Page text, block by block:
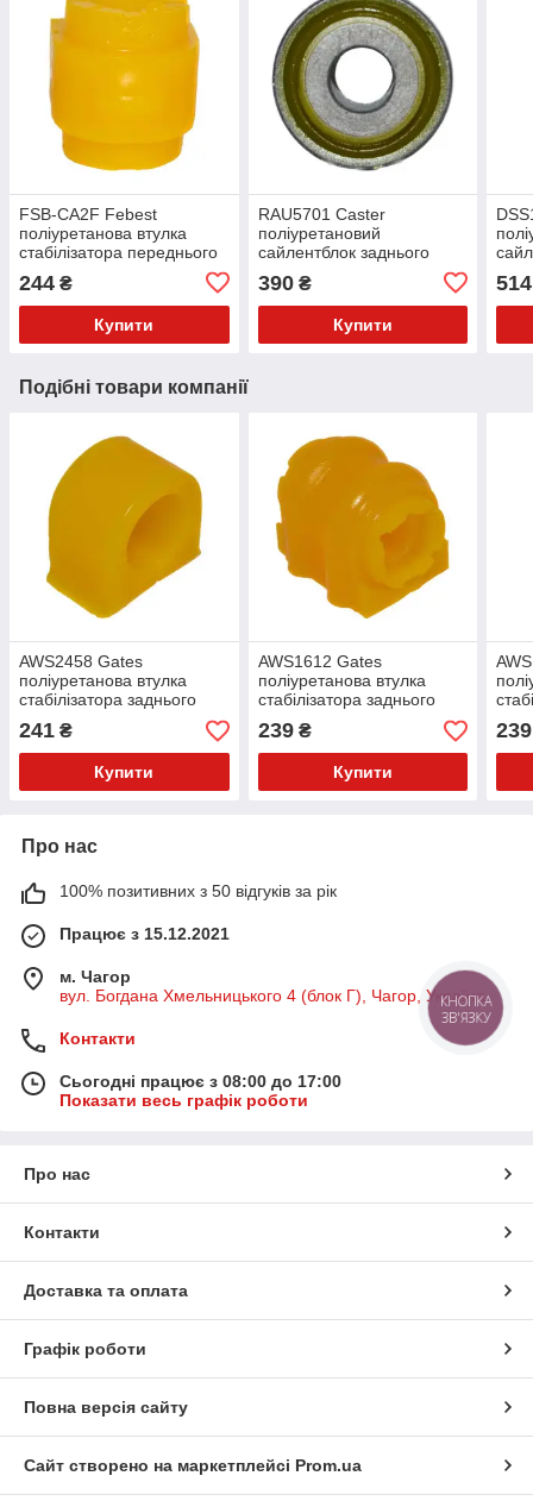
FSB-CA2F Febest
поліуретанова втулка
стабілізатора переднього
244 ₴
Купити
RAU5701 Caster
поліуретановий
сайлентблок заднього
верхнього кривого важеля
PolyBush (аналог) v17
390₴
Купити
514
Подібні товари компанії
AWS2458 Gates
поліуретанова втулка
стабілізатора заднього
PolyBush (аналог) v17
241 ₴
Купити
AWS1612 Gates
поліуретанова втулка
стабілізатора заднього
PolyBush (аналог) v17
239₴
Купити
239
Про нас
100% позитивних з 50 відгуків за рік
Працює з 15.12.2021
м. Чагор
вул. Богдана Хмельницького 4 (блок Г), Чагор, Україна
Контакти
Сьогодні працює з 08:00 до 17:00
Показати весь графік роботи
Про нас
Контакти
Доставка та оплата
Графік роботи
Повна версія сайту
Сайт створено на маркетплейсі Prom.ua
КНОПКА
ЗВ'ЯЗКУ